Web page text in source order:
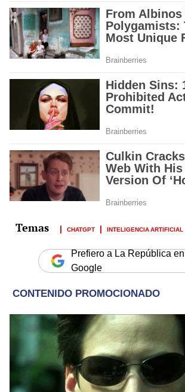
CHATGPT INTELIGENCIA ARTIFICIAL
Prefiero a La República en
Google